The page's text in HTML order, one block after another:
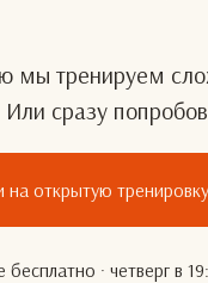
мы тренируем
сразу
на открытую тренировку
бесплатно · четверг в